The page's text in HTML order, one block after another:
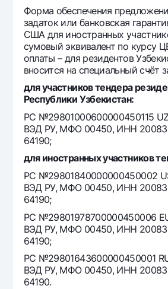
Следите за нами в соцсетях
Контакт-центр
+998 78 148-00-101344
Форма обеспечения
задаток или банковская
США для иностранных
сумовый эквивалент по курсу
оплаты – для резидентов
вносится на специальный счёт
для участников тендера
Республики Узбекистан:
РС №29801000600000450115
ВЭД РУ, МФО 00450, ИНН
64190;
для иностранных участников
РС №29801840000000450002
ВЭД РУ, МФО 00450, ИНН
64190;
РС №29801978700000450006
ВЭД РУ, МФО 00450, ИНН
64190;
РС №29801643600000450001
ВЭД РУ, МФО 00450, ИНН
64190.